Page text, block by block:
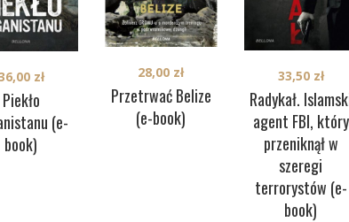
Piekło
(e-
book)
zł
Przetrwać Belize
(e-book)
28,00 zł
Radykał.
agent FBI, który
przeniknął w
szeregi
terrorystów (e-
book)
33,50 zł